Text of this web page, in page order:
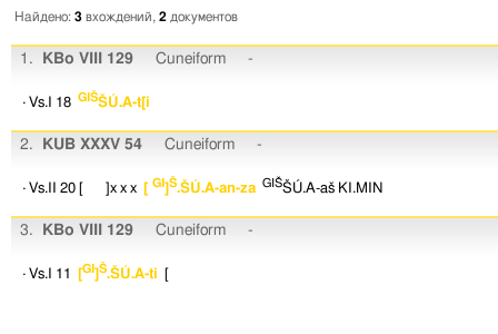
Найдено: 3 вхождений, 2 документов
1. KBo VIII 129 Cuneiform -
· Vs.I 18 GIŠŠÚ.A-t[i
2. KUB XXXV 54 Cuneiform -
· Vs.II 20 [ ]x x x GI Š.ŠÚ.A-an-za GIŠŠÚ.A-aš KI.MIN
3. KBo VIII 129 Cuneiform -
· Vs.I 11 GI Š.ŠÚ.A-ti